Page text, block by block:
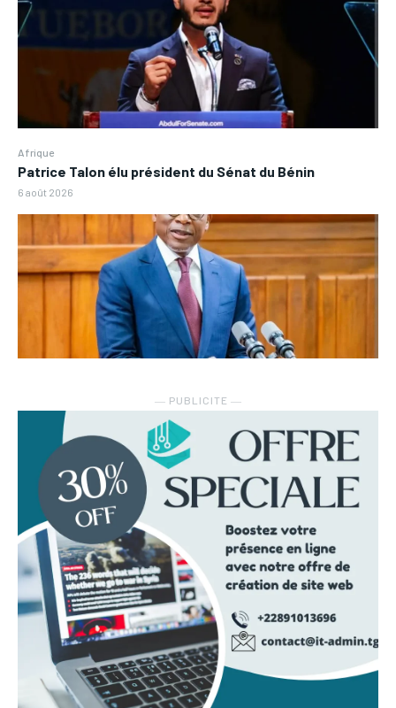
Afrique
Patrice Talon élu président du Sénat du Bénin
6 août 2026
― PUBLICITE ―